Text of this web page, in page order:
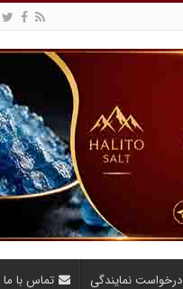
درخواست نمایندگی تماس با ما